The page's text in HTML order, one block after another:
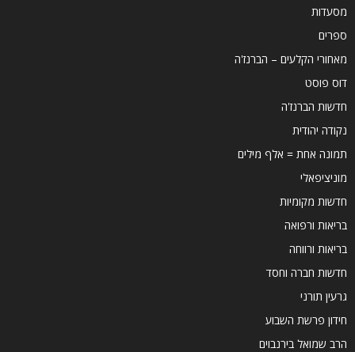
מסעדות
ספרים
מאחורי הקלעים – הברנז'ה
דוס פוסט
חדשות הברנז'ה
נקודה יהודית
תמונה אחת = אלף מילים
מוניציפאלי
חדשות מקומיות
בריאות ורפואה
בריאות ורווחה
חדשות חברה וחסד
גרעין תורני
חידון פרשת השבוע
הרב שמואל בירנבוים